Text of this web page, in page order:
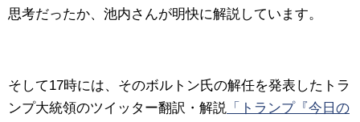
思考だったか、池内さんが明快に解説しています。
そして17時には、そのボルトン氏の解任を発表したトラ
ンプ大統領のツイッター翻訳・解説 「トランプ『今日の